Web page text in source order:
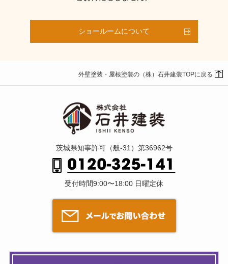
ショールームについて
外壁塗装・屋根塗装の（株）石井建装TOPに戻る
茨城県知事許可（般-31）第36962号
受付時間9:00〜18:00 日曜定休